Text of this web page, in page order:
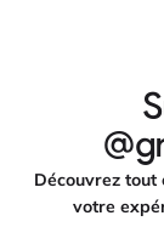
Découvrez tout
votre